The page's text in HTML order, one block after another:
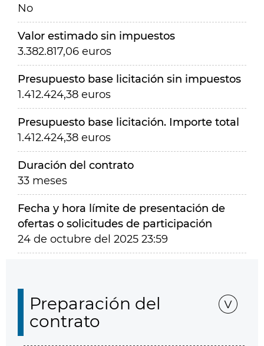
No
Valor estimado sin impuestos
3.382.817,06 euros
Presupuesto base licitación sin impuestos
1.412.424,38 euros
Presupuesto base licitación. Importe total
1.412.424,38 euros
Duración del contrato
33 meses
Fecha y hora límite de presentación de
ofertas o solicitudes de participación
24 de octubre del 2025 23:59
Preparación del
contrato